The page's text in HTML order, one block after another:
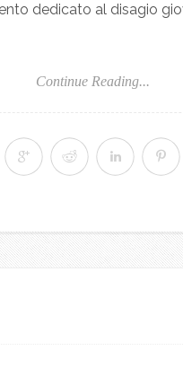
dedicato al disagio
Continue Reading...